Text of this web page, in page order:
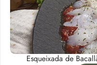
Esqueixada de